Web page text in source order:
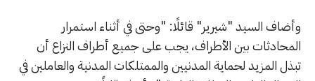
وأضاف السيد "شيرير" قائلًا: "وحتى في أثناء استمرار
المحادثات بين الأطراف، يجب على جميع أطراف النزاع أن
تبذل المزيد لحماية المدنيين والممتلكات المدنية والعاملين في